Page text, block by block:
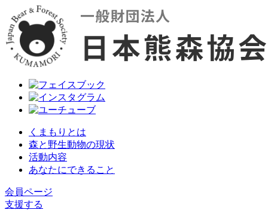
くまもりとは
森と野生動物の現状
活動内容
あなたにできること
会員ページ
支援する